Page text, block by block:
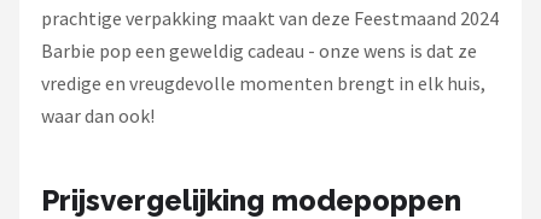
prachtige verpakking maakt van deze Feestmaand 2024
Barbie pop een geweldig cadeau - onze wens is dat ze
vredige en vreugdevolle momenten brengt in elk huis,
waar dan ook!
Prijsvergelijking modepoppen